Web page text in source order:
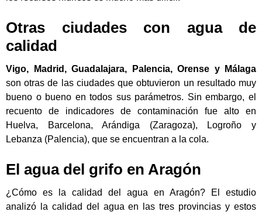
Otras ciudades con agua de
calidad
Vigo, Madrid, Guadalajara, Palencia, Orense y Málaga
son otras de las ciudades que obtuvieron un resultado muy
bueno o bueno en todos sus parámetros. Sin embargo, el
recuento de indicadores de contaminación fue alto en
Huelva, Barcelona, Arándiga (Zaragoza), Logroño y
Lebanza (Palencia), que se encuentran a la cola.
El agua del grifo en Aragón
¿Cómo es la calidad del agua en Aragón? El estudio
analizó la calidad del agua en las tres provincias y estos